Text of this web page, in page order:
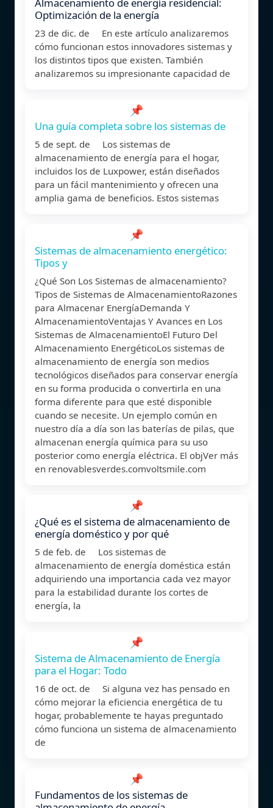
Optimización de la energía
23 de dic. de En este artículo analizaremos
cómo funcionan estos innovadores sistemas y
los distintos tipos que existen. También
analizaremos su impresionante capacidad de
📌
Una guía completa sobre los sistemas de
5 de sept. de Los sistemas de
almacenamiento de energía para el hogar,
incluidos los de Luxpower, están diseñados
para un fácil mantenimiento y ofrecen una
amplia gama de beneficios. Estos sistemas
📌
Sistemas de almacenamiento energético:
Tipos y
¿Qué Son Los Sistemas de almacenamiento?
Tipos de Sistemas de AlmacenamientoRazones
para Almacenar EnergíaDemanda Y
AlmacenamientoVentajas Y Avances en Los
Sistemas de AlmacenamientoEl Futuro Del
Almacenamiento EnergéticoLos sistemas de
almacenamiento de energía son medios
tecnológicos diseñados para conservar energía
en su forma producida o convertirla en una
forma diferente para que esté disponible
cuando se necesite. Un ejemplo común en
nuestro día a día son las baterías de pilas, que
almacenan energía química para su uso
posterior como energía eléctrica. El objVer más
en renovablesverdes.comvoltsmile.com
📌
¿Qué es el sistema de almacenamiento de
energía doméstico y por qué
5 de feb. de Los sistemas de
almacenamiento de energía doméstica están
adquiriendo una importancia cada vez mayor
para la estabilidad durante los cortes de
energía, la
📌
Sistema de Almacenamiento de Energía
para el Hogar: Todo
16 de oct. de Si alguna vez has pensado en
cómo mejorar la eficiencia energética de tu
hogar, probablemente te hayas preguntado
cómo funciona un sistema de almacenamiento
de
📌
Fundamentos de los sistemas de